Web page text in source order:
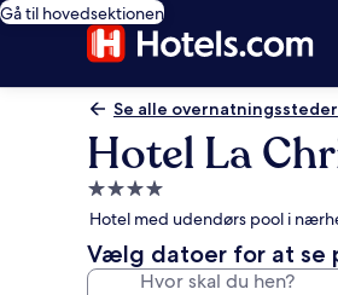
Gå til hovedsektionen
Se alle overnatningssteder
Hotel La
4.0-
stjernet
overnatningssted
Hotel med udendørs pool i
Vælg datoer for at se
Hvor skal du hen?